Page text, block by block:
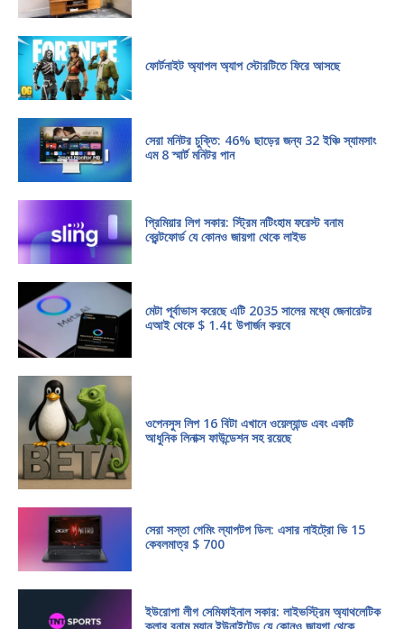
ফোর্টনাইট অ্যাপল অ্যাপ স্টোরটিতে ফিরে আসছে
সেরা মনিটর চুক্তি: 46% ছাড়ের জন্য 32 ইঞ্চি স্যামসাং
এম 8 স্মার্ট মনিটর পান
প্রিমিয়ার লিগ সকার: স্ট্রিম নটিংহাম ফরেস্ট বনাম
ব্রেন্টফোর্ড যে কোনও জায়গা থেকে লাইভ
মেটা পূর্বাভাস করেছে এটি 2035 সালের মধ্যে জেনারেটর
এআই থেকে $ 1.4t উপার্জন করবে
ওপেনসুস লিপ 16 বিটা এখানে ওয়েল্যান্ড এবং একটি
আধুনিক লিনাক্স ফাউন্ডেশন সহ রয়েছে
সেরা সস্তা গেমিং ল্যাপটপ ডিল: এসার নাইট্রো ভি 15
কেবলমাত্র $ 700
ইউরোপা লীগ সেমিফাইনাল সকার: লাইভস্ট্রিম অ্যাথলেটিক